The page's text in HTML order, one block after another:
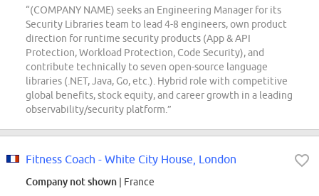
“(COMPANY NAME) seeks an Engineering Manager for its
Security Libraries team to lead 4-8 engineers, own product
direction for runtime security products (App & API
Protection, Workload Protection, Code Security), and
contribute technically to seven open-source language
libraries (.NET, Java, Go, etc.). Hybrid role with competitive
global benefits, stock equity, and career growth in a leading
observability/security platform.”
Fitness Coach - White City House, London
Company not shown | France